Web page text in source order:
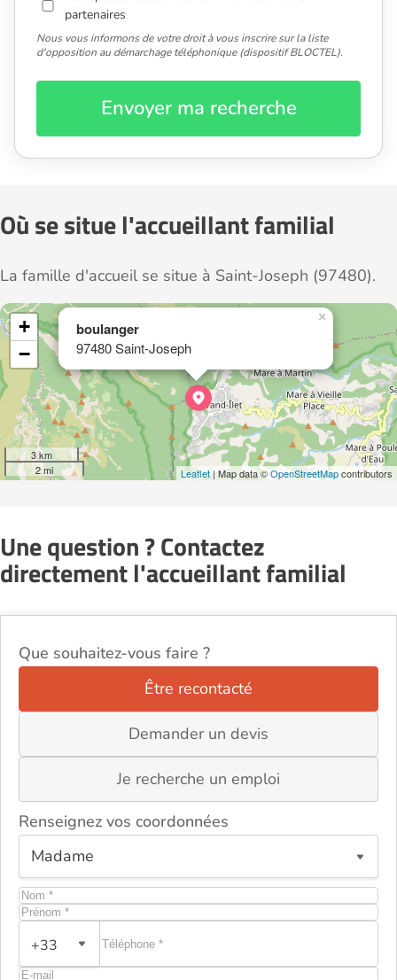
partenaires
Nous vous informons de votre droit à vous inscrire sur la liste
d'opposition au démarchage téléphonique (dispositif BLOCTEL).
Envoyer ma recherche
Où se situe l'accueillant familial
La famille d'accueil se situe à Saint-Joseph (97480).
boulanger
97480 Saint-Joseph
×
+
−
3 km
2 mi
Leaflet| Map data ©OpenStreetMapcontributors
Une question ? Contactez
directement l'accueillant familial
Que souhaitez-vous faire ?
Être recontacté
Demander un devis
Je recherche un emploi
Renseignez vos coordonnées
+33